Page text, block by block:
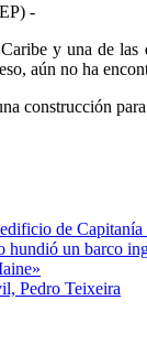
-
y una de las
aún no ha
construcción
de Capitanía
hundió un barco
Pedro Teixeira